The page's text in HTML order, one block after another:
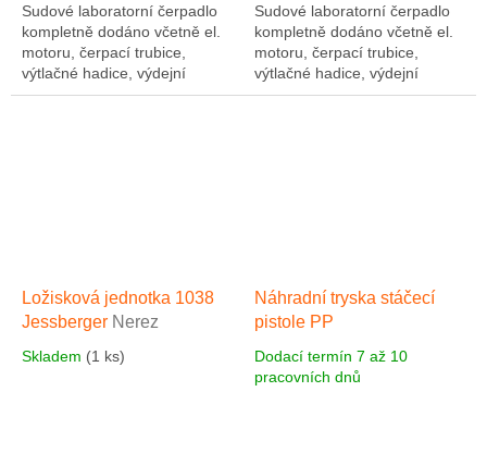
Sudové laboratorní čerpadlo
kompletně dodáno včetně el.
motoru, čerpací trubice,
výtlačné hadice, výdejní
pistole. Čerpadlo je vhodné
Sudové laboratorní čerpadlo
kompletně dodáno včetně el.
motoru, čerpací trubice,
výtlačné hadice, výdejní
pistole. Čerpadlo je vhodné
Ložisková jednotka 1038
Jessberger Nerez
Skladem (1 ks)
Náhradní tryska stáčecí
pistole PP
Dodací termín 7 až 10
pracovních dnů